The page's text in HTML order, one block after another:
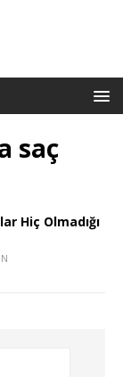
saç
Hiç Olmadığı